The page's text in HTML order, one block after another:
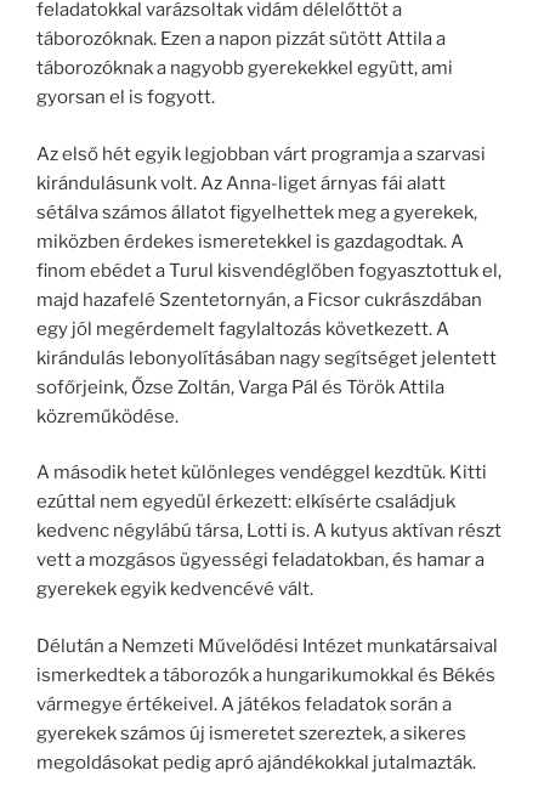
feladatokkal varázsoltak vidám délelőttöt a
táborozóknak. Ezen a napon pizzát sütött Attila a
táborozóknak a nagyobb gyerekekkel együtt, ami
gyorsan el is fogyott.
Az első hét egyik legjobban várt programja a szarvasi
kirándulásunk volt. Az Anna-liget árnyas fái alatt
sétálva számos állatot figyelhettek meg a gyerekek,
miközben érdekes ismeretekkel is gazdagodtak. A
finom ebédet a Turul kisvendéglőben fogyasztottuk el,
majd hazafelé Szentetornyán, a Ficsor cukrászdában
egy jól megérdemelt fagylaltozás következett. A
kirándulás lebonyolításában nagy segítséget jelentett
sofőrjeink, Őzse Zoltán, Varga Pál és Török Attila
közreműködése.
A második hetet különleges vendéggel kezdtük. Kitti
ezúttal nem egyedül érkezett: elkísérte családjuk
kedvenc négylábú társa, Lotti is. A kutyus aktívan részt
vett a mozgásos ügyességi feladatokban, és hamar a
gyerekek egyik kedvencévé vált.
Délután a Nemzeti Művelődési Intézet munkatársaival
ismerkedtek a táborozók a hungarikumokkal és Békés
vármegye értékeivel. A játékos feladatok során a
gyerekek számos új ismeretet szereztek, a sikeres
megoldásokat pedig apró ajándékokkal jutalmazták.